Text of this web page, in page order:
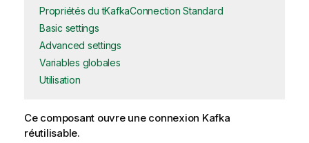
Propriétés du tKafkaConnection Standard
Basic settings
Advanced settings
Variables globales
Utilisation
Ce composant ouvre une connexion Kafka
réutilisable.